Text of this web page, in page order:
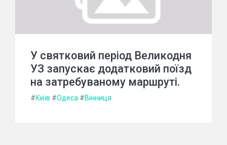
У святковий період Великодня
УЗ запускає додатковий поїзд
на затребуваному маршруті.
#Київ #Одеса #Вінниця